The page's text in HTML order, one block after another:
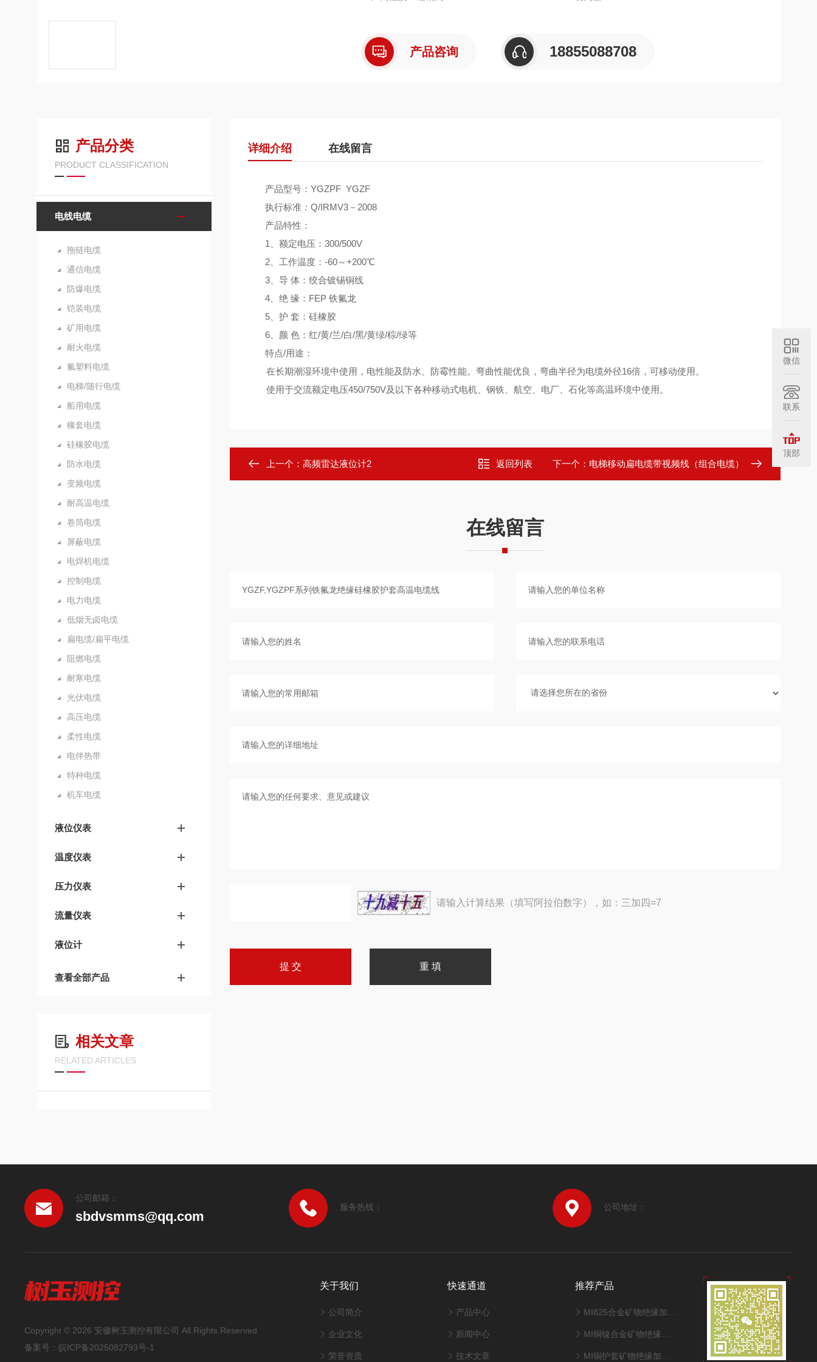
产品咨询 18855088708
产品分类
PRODUCT CLASSIFICATION
电线电缆
拖链电缆
通信电缆
防爆电缆
铠装电缆
矿用电缆
耐火电缆
氟塑料电缆
电梯/随行电缆
船用电缆
橡套电缆
硅橡胶电缆
防水电缆
变频电缆
耐高温电缆
卷筒电缆
屏蔽电缆
电焊机电缆
控制电缆
电力电缆
低烟无卤电缆
扁电缆/扁平电缆
阻燃电缆
耐寒电缆
光伏电缆
高压电缆
柔性电缆
电伴热带
特种电缆
机车电缆
液位仪表
温度仪表
压力仪表
流量仪表
液位计
查看全部产品
相关文章
RELATED ARTICLES
详细介绍 在线留言
产品型号：YGZPF YGZF
执行标准：Q/IRMV3－2008
产品特性：
1、额定电压：300/500V
2、工作温度：-60～+200℃
3、导 体：绞合镀锡铜线
4、绝 缘：FEP 铁氟龙
5、护 套：硅橡胶
6、颜 色：红/黄/兰/白/黑/黄绿/棕/绿等
特点/用途：
在长期潮湿环境中使用，电性能及防水、防霉性能。弯曲性能优良，弯曲半径为电缆外径16倍，可移动使用。
使用于交流额定电压450/750V及以下各种移动式电机、钢铁、航空、电厂、石化等高温环境中使用。
上一个： 高频雷达液位计2 返回列表 下一个： 电梯移动扁电缆带视频线（组合电缆）
在线留言
请输入计算结果（填写阿拉伯数字），如：三加四=7
公司邮箱：
sbdvsmms@qq.com
服务热线： 公司地址：
Copyright © 2026 安徽树玉测控有限公司 All Rights Reserved
备案号：皖ICP备2025082793号-1
关于我们
公司简介
企业文化
荣誉资质
快速通道
产品中心
新闻中心
技术文章
推荐产品
MI825合金矿物绝缘加热电缆
MI铜镍合金矿物绝缘加热电缆
MI铜护套矿物绝缘加热电缆
微信
联系
顶部